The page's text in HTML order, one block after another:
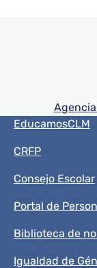
Pie de
Menú del pie
EducamosCLM
CRFP
Consejo Escolar
Portal de
Biblioteca de
Igualdad de